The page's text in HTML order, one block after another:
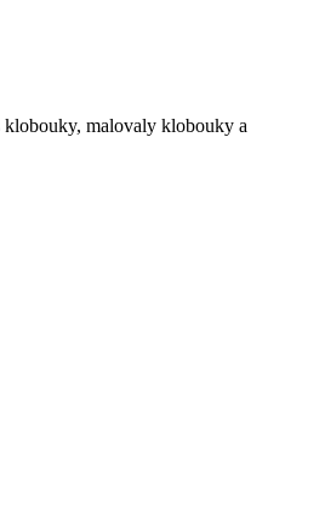
malovaly klobouky a